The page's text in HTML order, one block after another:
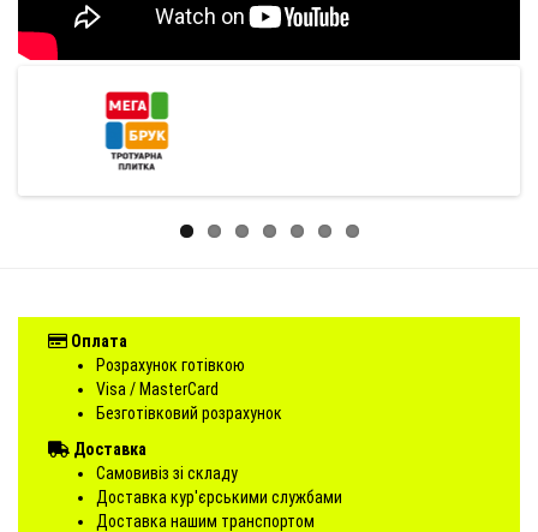
Оплата
Розрахунок готівкою
Visa / MasterCard
Безготівковий розрахунок
Доставка
Самовивіз зі складу
Доставка кур'єрськими службами
Доставка нашим транспортом